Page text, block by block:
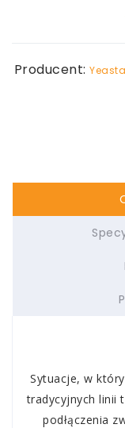
Producent:
Sytuacje, w
tradycyjnych linii
podłączenia